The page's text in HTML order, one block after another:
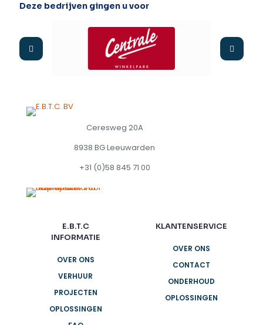
Deze bedrijven gingen u voor
Ceresweg 20A
8938 BG Leeuwarden
+31 (0)58 845 71 00
E.B.T.C
INFORMATIE
OVER ONS
VERHUUR
PROJECTEN
OPLOSSINGEN
KLANTENSERVICE
OVER ONS
CONTACT
ONDERHOUD
OPLOSSINGEN